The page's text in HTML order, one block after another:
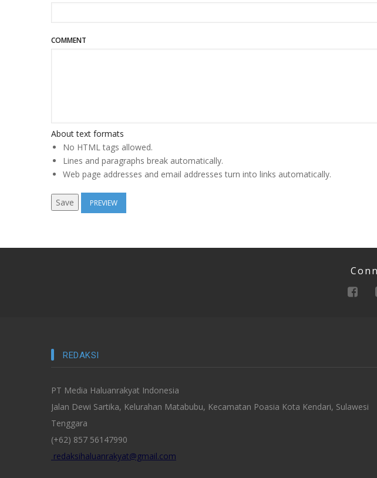
COMMENT
About text formats
No HTML tags allowed.
Lines and paragraphs break automatically.
Web page addresses and email addresses turn into links automatically.
REDAKSI
PT Media Haluanrakyat Indonesia
Jalan Dewi Sartika, Kelurahan Matabubu, Kecamatan Poasia Kota Kendari, Sulawesi
Tenggara
(+62) 857 56147990
redaksihaluanrakyat@gmail.com